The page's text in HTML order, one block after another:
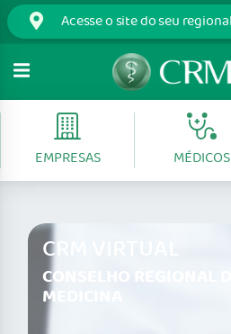
EMPRESAS MÉDICOS
CRM VIRTUAL
CONSELHO REGIONAL DE
MEDICINA